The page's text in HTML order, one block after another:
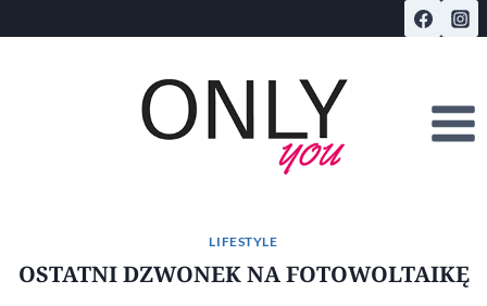
do
LIFESTYLE
OSTATNI DZWONEK NA FOTOWOLTAIKĘ